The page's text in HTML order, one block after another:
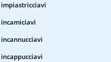
impiastricciavi
incamiciavi
incannucciavi
incappucciavi